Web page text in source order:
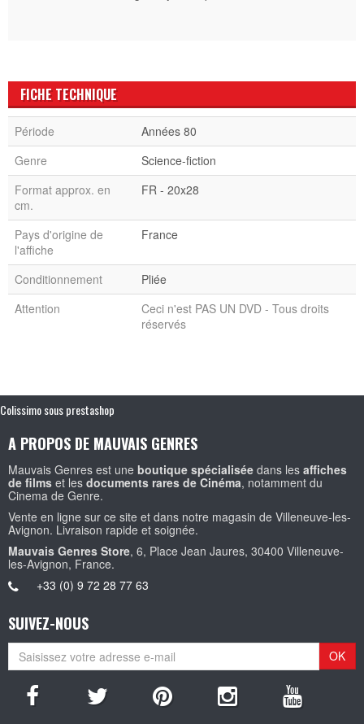
FICHE TECHNIQUE
Période
Années 80
Genre
Science-fiction
Format approx. en
cm.
FR - 20x28
Pays d'origine de
l'affiche
France
Conditionnement
Pliée
Attention
Ceci n'est PAS UN DVD - Tous droits
réservés
Colissimo sous prestashop
A PROPOS DE MAUVAIS GENRES
Mauvais Genres est une boutique spécialisée dans les affiches
de films et les documents rares de Cinéma, notamment du
Cinema de Genre.
Vente en ligne sur ce site et dans notre magasin de Villeneuve-les-
Avignon. Livraison rapide et soignée.
Mauvais Genres Store, 6, Place Jean Jaures, 30400 Villeneuve-
les-Avignon, France.
+33 (0) 9 72 28 77 63
SUIVEZ-NOUS
OK